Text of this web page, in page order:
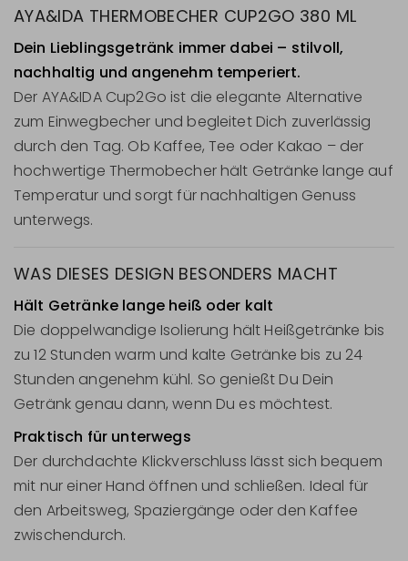
AYA&IDA THERMOBECHER CUP2GO 380 ML
Dein Lieblingsgetränk immer dabei – stilvoll,
nachhaltig und angenehm temperiert.
Der AYA&IDA Cup2Go ist die elegante Alternative
zum Einwegbecher und begleitet Dich zuverlässig
durch den Tag. Ob Kaffee, Tee oder Kakao – der
hochwertige Thermobecher hält Getränke lange auf
Temperatur und sorgt für nachhaltigen Genuss
unterwegs.
WAS DIESES DESIGN BESONDERS MACHT
Hält Getränke lange heiß oder kalt
Die doppelwandige Isolierung hält Heißgetränke bis
zu 12 Stunden warm und kalte Getränke bis zu 24
Stunden angenehm kühl. So genießt Du Dein
Getränk genau dann, wenn Du es möchtest.
Praktisch für unterwegs
Der durchdachte Klickverschluss lässt sich bequem
mit nur einer Hand öffnen und schließen. Ideal für
den Arbeitsweg, Spaziergänge oder den Kaffee
zwischendurch.